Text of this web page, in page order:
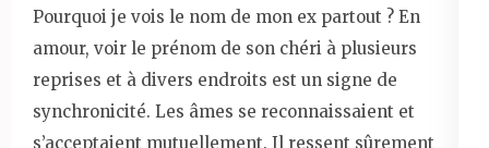
Pourquoi je vois le nom de mon ex partout ? En
amour, voir le prénom de son chéri à plusieurs
reprises et à divers endroits est un signe de
synchronicité. Les âmes se reconnaissaient et
s’acceptaient mutuellement. Il ressent sûrement